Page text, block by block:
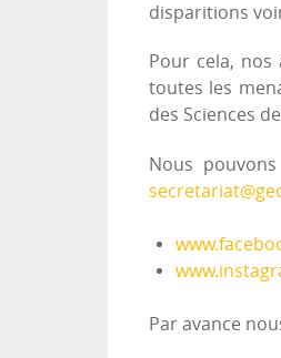
disparitions
Pour cela,
toutes les
des Sciences
Nous
Par avance